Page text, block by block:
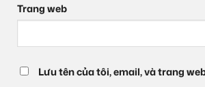
Trang web
Lưu tên của tôi, email, và trang